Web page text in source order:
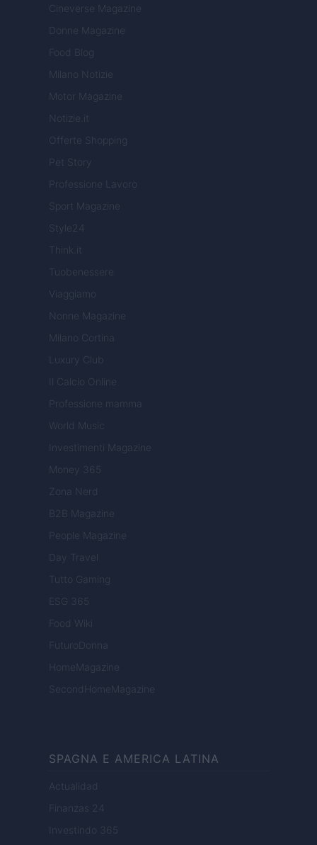
Cineverse Magazine
Donne Magazine
Food Blog
Milano Notizie
Motor Magazine
Notizie.it
Offerte Shopping
Pet Story
Professione Lavoro
Sport Magazine
Style24
Think.it
Tuobenessere
Viaggiamo
Nonne Magazine
Milano Cortina
Luxury Club
Il Calcio Online
Professione mamma
World Music
Investimenti Magazine
Money 365
Zona Nerd
B2B Magazine
People Magazine
Day Travel
Tutto Gaming
ESG 365
Food Wiki
FuturoDonna
HomeMagazine
SecondHomeMagazine
SPAGNA E AMERICA LATINA
Actualidad
Finanzas 24
Investindo 365